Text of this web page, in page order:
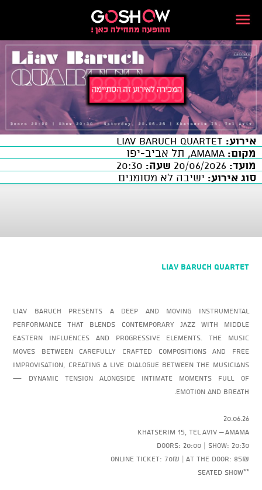
אירוע:
מקום:
מועד:
שעה:
סוג אירוע: ישיבה לא מסומנים
LIAV BARUCH Quartet
Liav Baruch presents a deep and moving instrumental
performance that blends contemporary jazz with Middle
Eastern influences and progressive elements. The music
moves between carefully crafted compositions and free
improvisation, creating a live dialogue between the musicians
— dynamic tension alongside intimate moments full of
emotion and breath.
20.06.26
Khatserim 15, Tel Aviv – AMAMA
Doors: 20:00 | Show: 20:30
Online ticket: 70₪ | At the door: 85₪
**Seated show